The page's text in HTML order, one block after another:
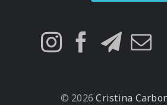
© 2026 Cristina